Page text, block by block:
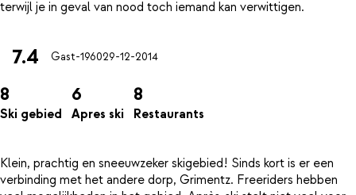
7.4 Gast-196029-12-2014
8
Ski gebied
6
Apres ski
8
Restaurants
Klein, prachtig en sneeuwzeker skigebied! Sinds kort is er een
verbinding met het andere dorp, Grimentz. Freeriders hebben